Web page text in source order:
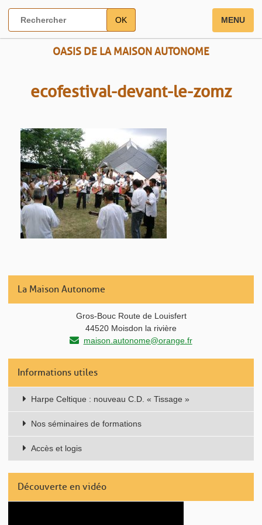
OASIS DE LA MAISON AUTONOME
MENU
ecofestival-devant-le-zomz
OK
La Maison Autonome
Gros-Bouc Route de Louisfert
44520 Moisdon la rivière
maison.autonome@orange.fr
Informations utiles
Harpe Celtique : nouveau C.D. « Tissage »
Nos séminaires de formations
Accès et logis
Découverte en vidéo